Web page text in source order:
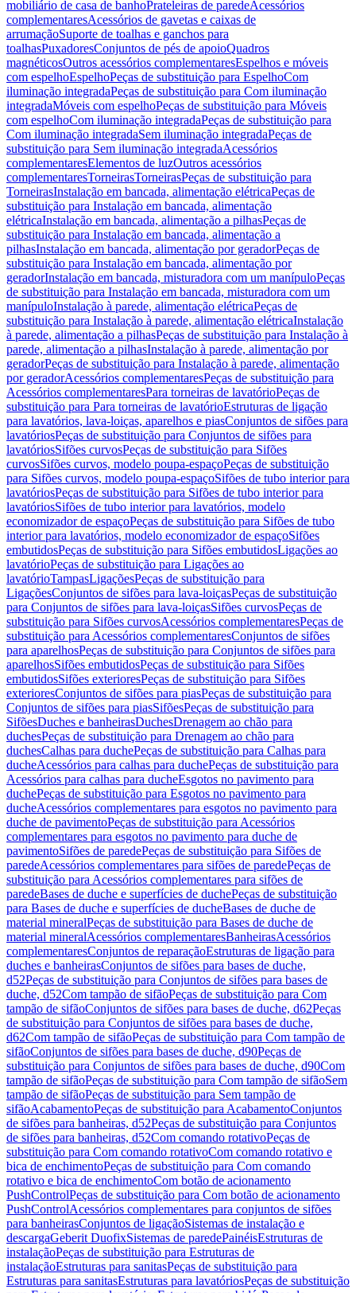
mobiliário de casa de banhoPrateleiras de paredeAcessórios
complementaresAcessórios de gavetas e caixas de
arrumaçãoSuporte de toalhas e ganchos para
toalhasPuxadoresConjuntos de pés de apoioQuadros
magnéticosOutros acessórios complementaresEspelhos e móveis
com espelhoEspelhoPeças de substituição para EspelhoCom
iluminação integradaPeças de substituição para Com iluminação
integradaMóveis com espelhoPeças de substituição para Móveis
com espelhoCom iluminação integradaPeças de substituição para
Com iluminação integradaSem iluminação integradaPeças de
substituição para Sem iluminação integradaAcessórios
complementaresElementos de luzOutros acessórios
complementaresTorneirasTorneirasPeças de substituição para
TorneirasInstalação em bancada, alimentação elétricaPeças de
substituição para Instalação em bancada, alimentação
elétricaInstalação em bancada, alimentação a pilhasPeças de
substituição para Instalação em bancada, alimentação a
pilhasInstalação em bancada, alimentação por geradorPeças de
substituição para Instalação em bancada, alimentação por
geradorInstalação em bancada, misturadora com um manípuloPeças
de substituição para Instalação em bancada, misturadora com um
manípuloInstalação à parede, alimentação elétricaPeças de
substituição para Instalação à parede, alimentação elétricaInstalação
à parede, alimentação a pilhasPeças de substituição para Instalação à
parede, alimentação a pilhasInstalação à parede, alimentação por
geradorPeças de substituição para Instalação à parede, alimentação
por geradorAcessórios complementaresPeças de substituição para
Acessórios complementaresPara torneiras de lavatórioPeças de
substituição para Para torneiras de lavatórioEstruturas de ligação
para lavatórios, lava-loiças, aparelhos e piasConjuntos de sifões para
lavatóriosPeças de substituição para Conjuntos de sifões para
lavatóriosSifões curvosPeças de substituição para Sifões
curvosSifões curvos, modelo poupa-espaçoPeças de substituição
para Sifões curvos, modelo poupa-espaçoSifões de tubo interior para
lavatóriosPeças de substituição para Sifões de tubo interior para
lavatóriosSifões de tubo interior para lavatórios, modelo
economizador de espaçoPeças de substituição para Sifões de tubo
interior para lavatórios, modelo economizador de espaçoSifões
embutidosPeças de substituição para Sifões embutidosLigações ao
lavatórioPeças de substituição para Ligações ao
lavatórioTampasLigaçõesPeças de substituição para
LigaçõesConjuntos de sifões para lava-loiçasPeças de substituição
para Conjuntos de sifões para lava-loiçasSifões curvosPeças de
substituição para Sifões curvosAcessórios complementaresPeças de
substituição para Acessórios complementaresConjuntos de sifões
para aparelhosPeças de substituição para Conjuntos de sifões para
aparelhosSifões embutidosPeças de substituição para Sifões
embutidosSifões exterioresPeças de substituição para Sifões
exterioresConjuntos de sifões para piasPeças de substituição para
Conjuntos de sifões para piasSifõesPeças de substituição para
SifõesDuches e banheirasDuchesDrenagem ao chão para
duchesPeças de substituição para Drenagem ao chão para
duchesCalhas para duchePeças de substituição para Calhas para
ducheAcessórios para calhas para duchePeças de substituição para
Acessórios para calhas para ducheEsgotos no pavimento para
duchePeças de substituição para Esgotos no pavimento para
ducheAcessórios complementares para esgotos no pavimento para
duche de pavimentoPeças de substituição para Acessórios
complementares para esgotos no pavimento para duche de
pavimentoSifões de paredePeças de substituição para Sifões de
paredeAcessórios complementares para sifões de paredePeças de
substituição para Acessórios complementares para sifões de
paredeBases de duche e superfícies de duchePeças de substituição
para Bases de duche e superfícies de ducheBases de duche de
material mineralPeças de substituição para Bases de duche de
material mineralAcessórios complementaresBanheirasAcessórios
complementaresConjuntos de reparaçãoEstruturas de ligação para
duches e banheirasConjuntos de sifões para bases de duche,
d52Peças de substituição para Conjuntos de sifões para bases de
duche, d52Com tampão de sifãoPeças de substituição para Com
tampão de sifãoConjuntos de sifões para bases de duche, d62Peças
de substituição para Conjuntos de sifões para bases de duche,
d62Com tampão de sifãoPeças de substituição para Com tampão de
sifãoConjuntos de sifões para bases de duche, d90Peças de
substituição para Conjuntos de sifões para bases de duche, d90Com
tampão de sifãoPeças de substituição para Com tampão de sifãoSem
tampão de sifãoPeças de substituição para Sem tampão de
sifãoAcabamentoPeças de substituição para AcabamentoConjuntos
de sifões para banheiras, d52Peças de substituição para Conjuntos
de sifões para banheiras, d52Com comando rotativoPeças de
substituição para Com comando rotativoCom comando rotativo e
bica de enchimentoPeças de substituição para Com comando
rotativo e bica de enchimentoCom botão de acionamento
PushControlPeças de substituição para Com botão de acionamento
PushControlAcessórios complementares para conjuntos de sifões
para banheirasConjuntos de ligaçãoSistemas de instalação e
descargaGeberit DuofixSistemas de paredePainéisEstruturas de
instalaçãoPeças de substituição para Estruturas de
instalaçãoEstruturas para sanitasPeças de substituição para
Estruturas para sanitasEstruturas para lavatóriosPeças de substituição